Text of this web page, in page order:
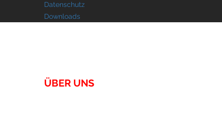
Datenschutz
Downloads
ÜBER UNS